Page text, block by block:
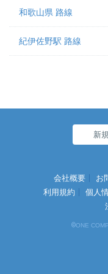
和歌山県 路線
紀伊佐野駅 路線
新
会社概要
お
利用規約
個人
©ONE